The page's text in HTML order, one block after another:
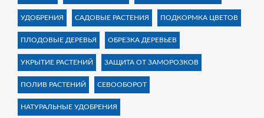
УДОБРЕНИЯ САДОВЫЕ РАСТЕНИЯ ПОДКОРМКА ЦВЕТОВ
ПЛОДОВЫЕ ДЕРЕВЬЯ ОБРЕЗКА ДЕРЕВЬЕВ
УКРЫТИЕ РАСТЕНИЙ ЗАЩИТА ОТ ЗАМОРОЗКОВ
ПОЛИВ РАСТЕНИЙ СЕВООБОРОТ
НАТУРАЛЬНЫЕ УДОБРЕНИЯ